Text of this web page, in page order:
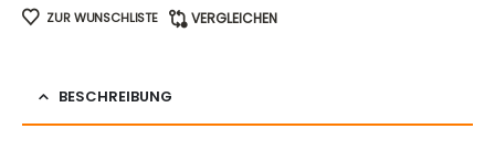
ZUR WUNSCHLISTE VERGLEICHEN
BESCHREIBUNG